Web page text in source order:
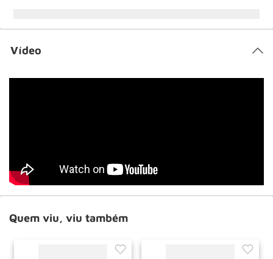
Vídeo
Quem viu, viu também